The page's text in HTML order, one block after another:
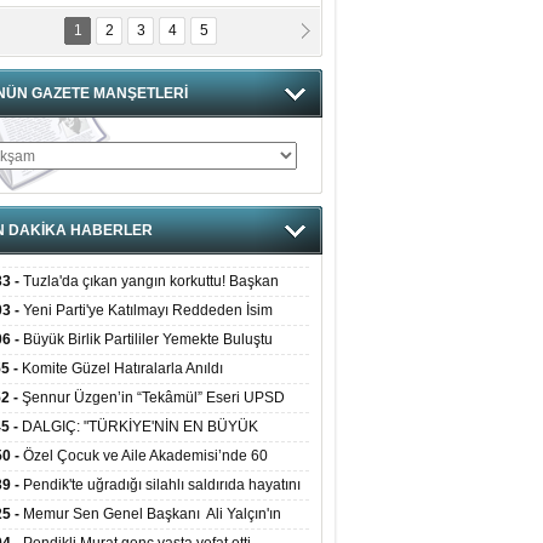
Dr. Cahit Kurbanoğlu
Saçak Akbulut
KERHANE!
Daştan
Olmak
Levent Ertekin
Medyanın Dijital Savaş Alanı
İtibar Suikastları: Kızılay Örneği
Kahyaoğlu
Türk Milleti Tarih Yazdı!
Temel
Böyle Bir Yozgat'ta Büyüdük
1 2 3 4 5
GAZETE MANŞETLERİ
DAKİKA HABERLER
- Tuzla'da çıkan yangın korkuttu! Başkan
olay yerinde..
- Yeni Parti'ye Katılmayı Reddeden İsim
Partisi'ne katıldı
- Büyük Birlik Partililer Yemekte Buluştu
- Komite Güzel Hatıralarla Anıldı
- Şennur Üzgen’in “Tekâmül” Eseri UPSD
Yaz Sergisi’nde Sanatseverlerle Buluştu
- DALGIÇ: "TÜRKİYE'NİN EN BÜYÜK
BETON DEĞİL, DOĞRU PLANLAMA"
- Özel Çocuk ve Aile Akademisi’nde 60
Hizmet Verildi
- Pendik'te uğradığı silahlı saldırıda hayatını
Ercan Ekşi son yolculuğuna uğurlandı
- Memur Sen Genel Başkanı Ali Yalçın'ın